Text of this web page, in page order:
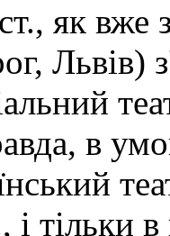
як вже
Львів)
в
і тільки